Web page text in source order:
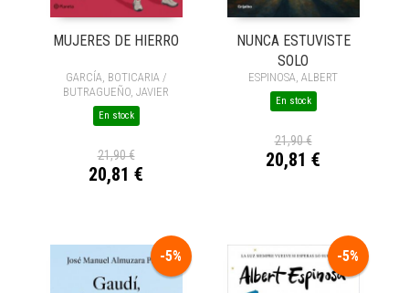
MUJERES DE HIERRO
GARCÍA, BOTICARIA /
BUTRAGUEÑO, JAVIER
En stock
21,90 €
20,81 €
NUNCA ESTUVISTE
SOLO
ESPINOSA, ALBERT
En stock
21,90 €
20,81 €
-5% -5%